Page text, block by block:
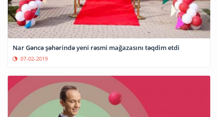
Nar Gəncə şəhərində yeni rəsmi mağazasını təqdim etdi
07-02-2019